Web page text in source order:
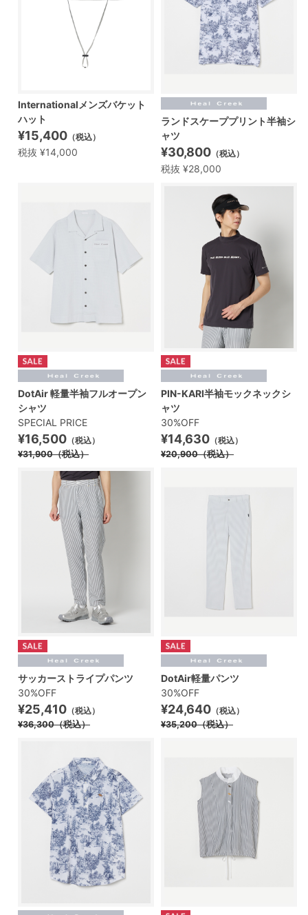
Internationalメンズバケット
ハット
¥15,400 （税込）
税抜 ¥14,000
ランドスケーププリント半袖シ
ャツ
¥30,800 （税込）
税抜 ¥28,000
DotAir 軽量半袖フルオープン
シャツ
SPECIAL PRICE
¥16,500 （税込）
¥31,900（税込）
PIN-KARI半袖モックネックシ
ャツ
30%OFF
¥14,630 （税込）
¥20,900（税込）
サッカーストライプパンツ
30%OFF
¥25,410 （税込）
¥36,300（税込）
DotAir軽量パンツ
30%OFF
¥24,640 （税込）
¥35,200（税込）